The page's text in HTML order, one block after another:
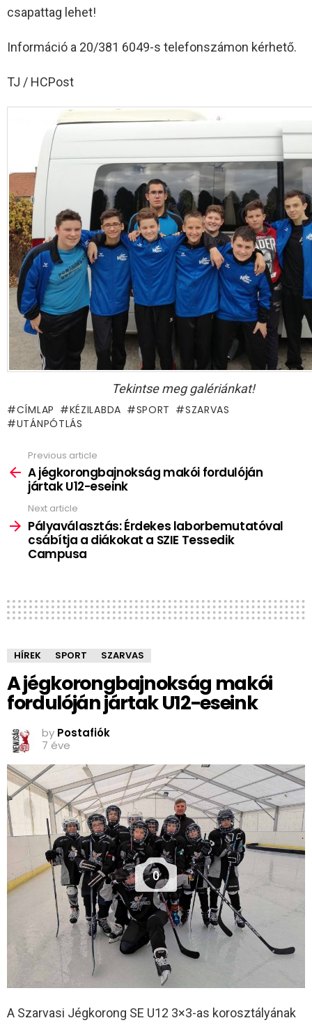
csapattag lehet!
Információ a 20/381 6049-s telefonszámon kérhető.
TJ / HCPost
Tekintse meg galériánkat!
CÍMLAP KÉZILABDA SPORT
SZARVAS
UTÁNPÓTLÁS
more
Previous article
A jégkorongbajnokság makói fordulóján
jártak U12-eseink
Next article
Pályaválasztás: Érdekes laborbemutatóval
csábítja a diákokat a SZIE Tessedik
Campusa
HÍREK SPORT SZARVAS
A jégkorongbajnokság makói
fordulóján jártak U12-eseink
by Postafiók
7 éve
0
A Szarvasi Jégkorong SE U12 3×3-as korosztályának